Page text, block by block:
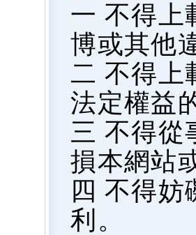
一 不得上
博或其他
二 不得上
法定權益
三 不得從
損本網站
四 不得
利。